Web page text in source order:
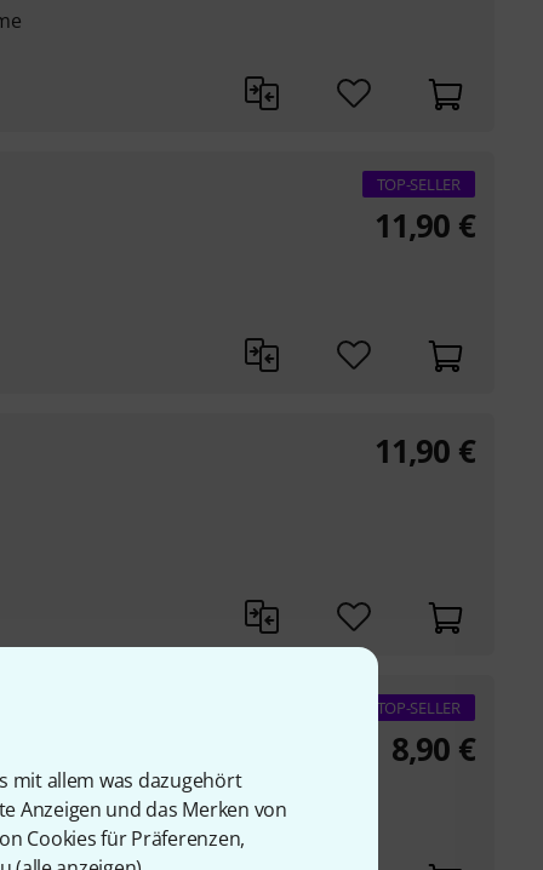
mit allem was dazugehört
Anzeigen und das Merken von
Cookies für Präferenzen,
TOP-SELLER
11,90 €
11,90 €
TOP-SELLER
8,90 €